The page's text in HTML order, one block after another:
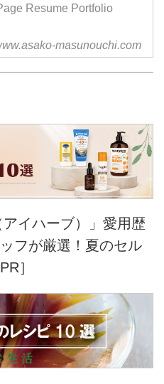
Resume Portfolio
masunouchi.com
イハーブ）」愛用歴
フが厳選！夏のセル
］